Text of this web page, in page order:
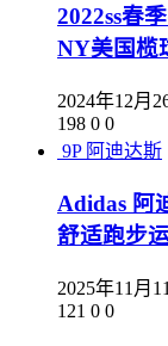
2022ss春
NY美国榄
2024年12月
198 0 0
9P 阿迪达斯
Adidas 阿
舒适跑步
2025年11月
121 0 0